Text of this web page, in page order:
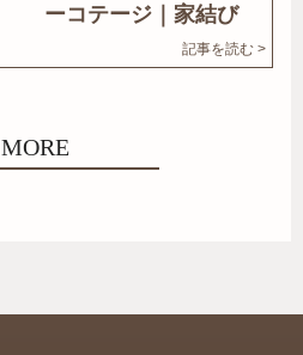
ーコテージ｜家結び
記事を読む >
MORE